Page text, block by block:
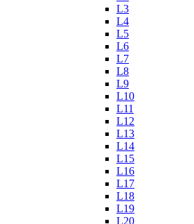
L3
L4
L5
L6
L7
L8
L9
L10
L11
L12
L13
L14
L15
L16
L17
L18
L19
L20